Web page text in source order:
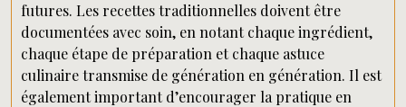
futures. Les recettes traditionnelles doivent être
documentées avec soin, en notant chaque ingrédient,
chaque étape de préparation et chaque astuce
culinaire transmise de génération en génération. Il est
également important d’encourager la pratique en